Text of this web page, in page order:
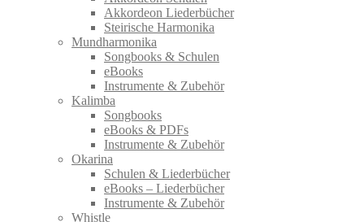
Akkordeon Liederbücher
Steirische Harmonika
Mundharmonika
Songbooks & Schulen
eBooks
Instrumente & Zubehör
Kalimba
Songbooks
eBooks & PDFs
Instrumente & Zubehör
Okarina
Schulen & Liederbücher
eBooks – Liederbücher
Instrumente & Zubehör
Whistle